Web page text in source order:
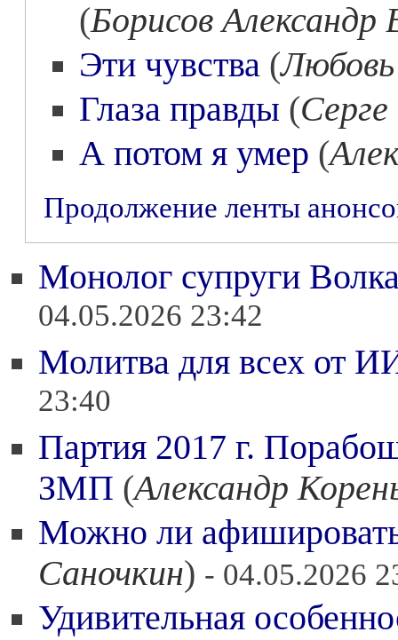
(Борисов Александр
Эти чувства (
Глаза правды (
А потом я умер (
Продолжение ленты
Монолог супруги
04.05.2026 23:42
Молитва для всех от
23:40
Партия 2017 г.
ЗМП (Александр
Можно ли
Саночкин) - 04.05.2026
Удивительная